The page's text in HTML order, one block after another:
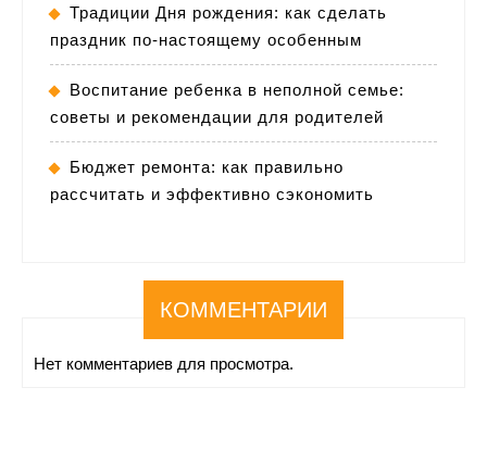
Традиции Дня рождения: как сделать
праздник по-настоящему особенным
Воспитание ребенка в неполной семье:
советы и рекомендации для родителей
Бюджет ремонта: как правильно
рассчитать и эффективно сэкономить
КОММЕНТАРИИ
Нет комментариев для просмотра.